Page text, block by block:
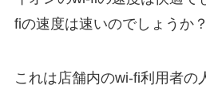
fiの速度は速いのでしょうか？
これは店舗内のwi-fi利用者の